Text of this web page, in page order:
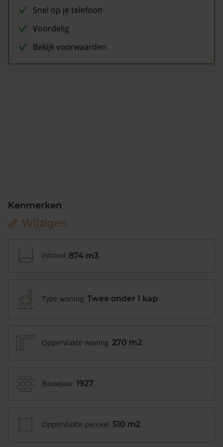
Snel op je telefoon
Voordelig
Bekijk voorwaarden
Kenmerken
Wijzigen
Inhoud 874 m3
Type woning Twee onder 1 kap
Oppervlakte woning 270 m2
Bouwjaar 1927
Oppervlakte perceel 510 m2